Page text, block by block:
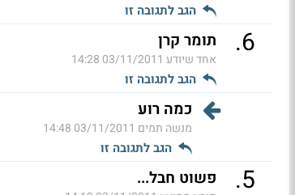
הגב לתגובה זו
6
. תומר קרן
אחד שיודע 03/11/2011 14:28
הגב לתגובה זו
כמה רוע
מנשה תמים 03/11/2011 14:48
הגב לתגובה זו
5
. פשוט חבל...